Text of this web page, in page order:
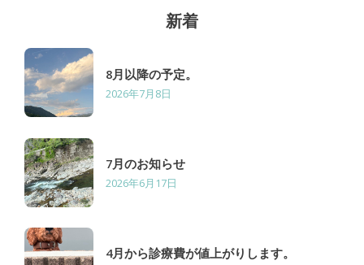
新着
8月以降の予定。
2026年7月8日
7月のお知らせ
2026年6月17日
4月から診療費が値上がりします。